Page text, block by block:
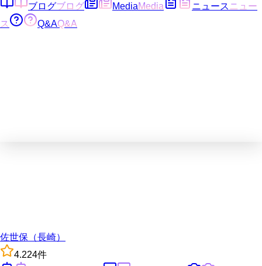
ブログブログ MediaMedia ニュース ニュー
ス
Q&AQ&A
佐世保（長崎）
4.224件